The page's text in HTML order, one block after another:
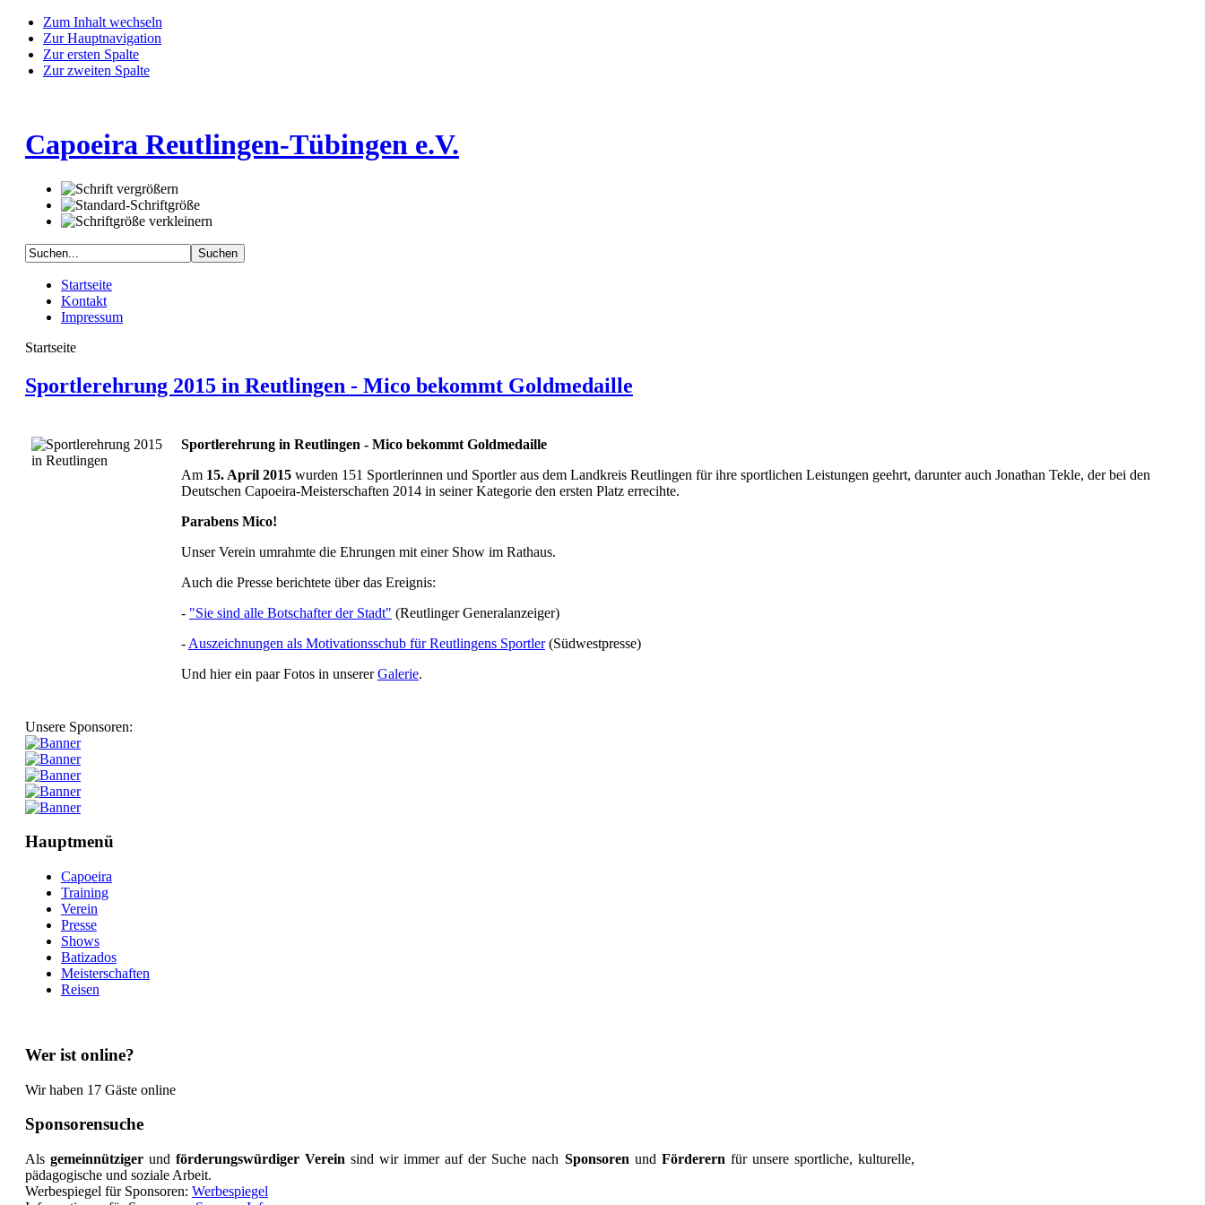
Zum Inhalt wechseln
Zur Hauptnavigation
Zur ersten Spalte
Zur zweiten Spalte
Capoeira Reutlingen-Tübingen e.V.
Startseite
Kontakt
Impressum
Startseite
Sportlerehrung 2015 in Reutlingen - Mico bekommt Goldmedaille
Sportlerehrung in Reutlingen - Mico bekommt Goldmedaille
Am 15. April 2015wurden 151 Sportlerinnen und Sportler aus dem Landkreis Reutlingen für ihre sportlichen Leistungen geehrt, darunter auch Jonathan Tekle, der bei den
Deutschen Capoeira-Meisterschaften 2014 in seiner Kategorie den ersten Platz errecihte.
Parabens Mico!
Unser Verein umrahmte die Ehrungen mit einer Show im Rathaus.
Auch die Presse berichtete über das Ereignis:
- "Sie sind alle Botschafter der Stadt" (Reutlinger Generalanzeiger)
- Auszeichnungen als Motivationsschub für Reutlingens Sportler(Südwestpresse)
Und hier ein paar Fotos in unsererGalerie.
Unsere Sponsoren:
Hauptmenü
Capoeira
Training
Verein
Presse
Shows
Batizados
Meisterschaften
Reisen
Wer ist online?
Wir haben 17 Gäste online
Sponsorensuche
Als gemeinnützigerundförderungswürdiger Verein sind wir immer auf der Suche nach Sponsoren und Förderern für unsere sportliche, kulturelle,
pädagogische und soziale Arbeit.
Werbespiegel für Sponsoren: Werbespiegel